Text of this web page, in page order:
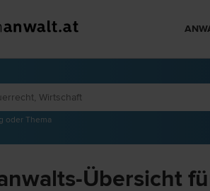
oder Thema
Übersicht